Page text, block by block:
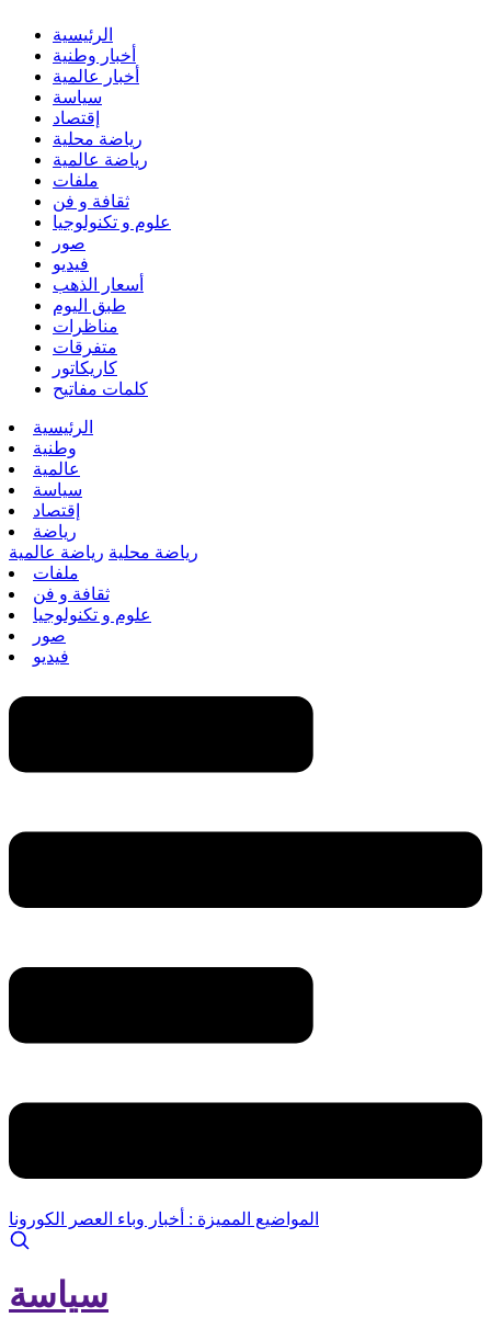
الرئيسية
أخبار وطنية
أخبار عالمية
سياسة
إقتصاد
رياضة محلية
رياضة عالمية
ملفات
ثقافة و فن
علوم و تكنولوجيا
صور
فيديو
أسعار الذهب
طبق اليوم
مناظرات
متفرقات
كاريكاتور
كلمات مفاتيح
الرئيسية
وطنية
عالمية
سياسة
إقتصاد
رياضة
رياضة محلية رياضة عالمية
ملفات
ثقافة و فن
علوم و تكنولوجيا
صور
فيديو
المواضيع المميزة : أخبار وباء العصر الكورونا
سياسة